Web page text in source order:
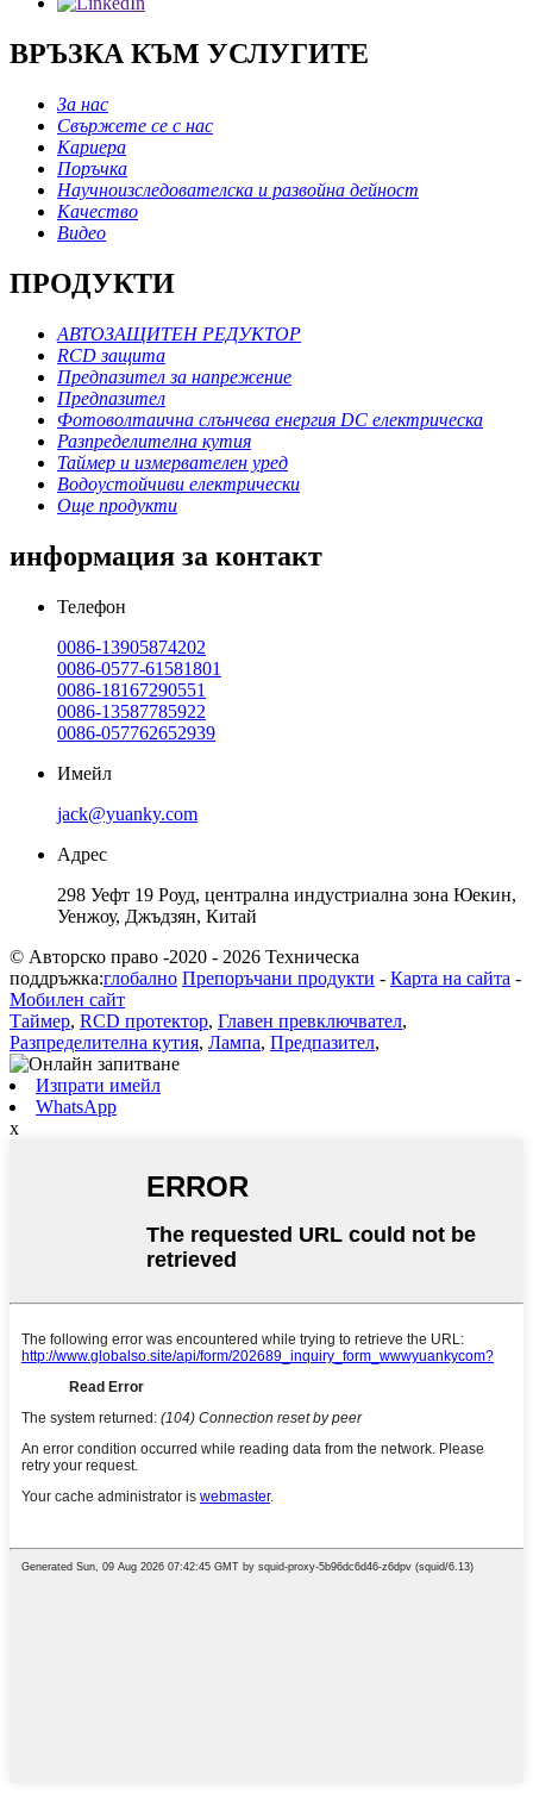
ВРЪЗКА КЪМ УСЛУГИТЕ
За нас
Свържете се с нас
Кариера
Поръчка
Научноизследователска и развойна дейност
Качество
Видео
ПРОДУКТИ
АВТОЗАЩИТЕН РЕДУКТОР
RCD защита
Предпазител за напрежение
Предпазител
Фотоволтаична слънчева енергия DC електрическа
Разпределителна кутия
Таймер и измервателен уред
Водоустойчиви електрически
Още продукти
информация за контакт
Телефон
0086-13905874202
0086-0577-61581801
0086-18167290551
0086-13587785922
0086-057762652939
Имейл
jack@yuanky.com
Адрес
298 Уефт 19 Роуд, централна индустриална зона Юекин,
Уенжоу, Джъдзян, Китай
© Авторско право -2020 - 2026 Техническа
поддръжка:глобално Препоръчани продукти - Карта на сайта -
Мобилен сайт
Таймер, RCD протектор, Главен превключвател,
Разпределителна кутия, Лампа, Предпазител,
Изпрати имейл
WhatsApp
x